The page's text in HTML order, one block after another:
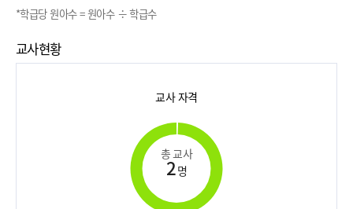
*학급당 원아수 = 원아수 ÷ 학급수
교사현황
교사 자격
총 교사
2명